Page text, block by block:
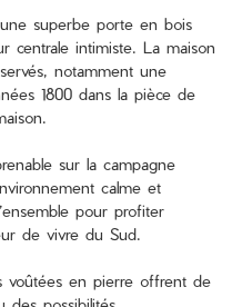
superbe porte en bois
centrale intimiste. La maison
notamment une
1800 dans la pièce de
sur la campagne
calme et
pour profiter
de vivre du Sud.
voûtées en pierre offrent de